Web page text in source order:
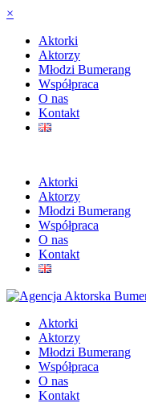
×
Aktorki
Aktorzy
Młodzi Bumerang
Współpraca
O nas
Kontakt
Aktorki
Aktorzy
Młodzi Bumerang
Współpraca
O nas
Kontakt
Aktorki
Aktorzy
Młodzi Bumerang
Współpraca
O nas
Kontakt